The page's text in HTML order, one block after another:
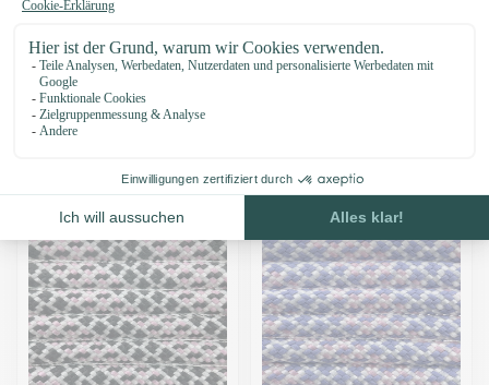
Pearly Heaven
€0,44
Grundpreis: €0,44 / Meter
Auf Lager
Joker Diamonds